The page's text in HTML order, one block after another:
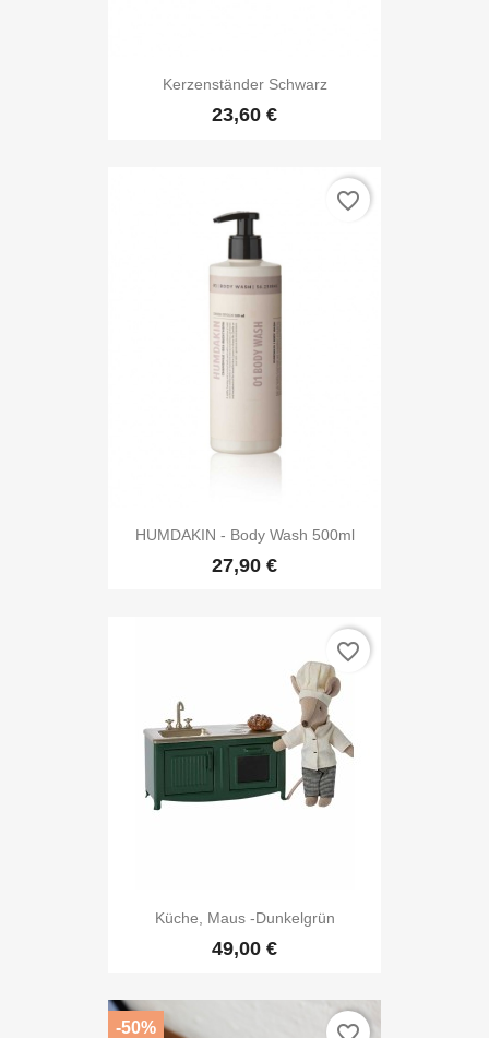
Kerzenständer Schwarz
23,60 €
HUMDAKIN - Body Wash 500ml
27,90 €
favorite_border
Küche, Maus -Dunkelgrün
49,00 €
favorite_border
-50%